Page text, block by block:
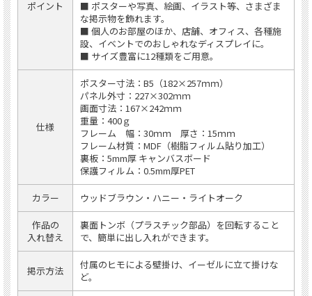
ポイント
■ ポスターや写真、絵画、イラスト等、さまざま
な掲示物を飾れます。
■ 個人のお部屋のほか、店舗、オフィス、各種施
設、イベントでのおしゃれなディスプレイに。
■ サイズ豊富に12種類をご用意。
仕様
ポスター寸法：B5（182×257ｍｍ）
パネル外寸：227×302ｍｍ
画面寸法：167×242ｍｍ
重量：400ｇ
フレーム 幅：30ｍｍ 厚さ：15ｍｍ
フレーム材質：MDF（樹脂フィルム貼り加工）
裏板：5mm厚 キャンバスボード
保護フィルム：0.5mm厚PET
カラー ウッドブラウン・ハニー・ライトオーク
作品の
入れ替え
裏面トンボ（プラスチック部品）を回転すること
で、簡単に出し入れができます。
掲示方法
付属のヒモによる壁掛け、イーゼルに立て掛けな
ど。